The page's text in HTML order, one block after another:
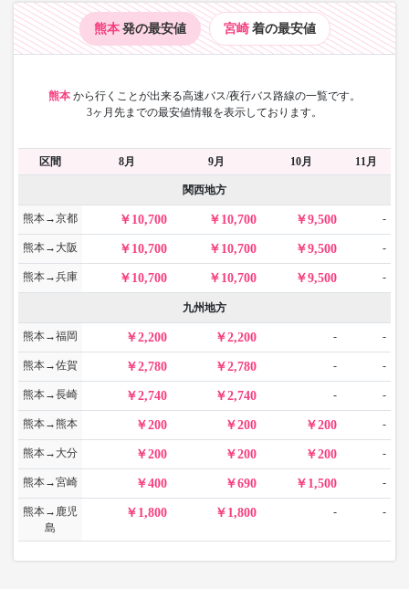
熊本 発の最安値 宮崎 着の最安値
熊本 から行くことが出来る高速バス/夜行バス路線の一覧です。
3ヶ月先までの最安値情報を表示しております。
区間 8月 9月 10月 11月
関西地方
熊本→京都 10,700 10,700 9,500 -
熊本→大阪 10,700 10,700 9,500 -
熊本→兵庫 10,700 10,700 9,500 -
九州地方
熊本→福岡 2,200 2,200 - -
熊本→佐賀 2,780 2,780 - -
熊本→長崎 2,740 2,740 - -
熊本→熊本 200 200 200 -
熊本→大分 200 200 200 -
熊本→宮崎 400 690 1,500 -
熊本→鹿児
島
1,800 1,800 - -